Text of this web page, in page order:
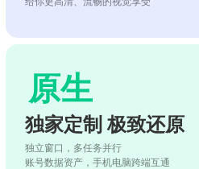
原生
独家定制 极致还原
独立窗口，多任务并行
账号数据资产，手机电脑跨端互通